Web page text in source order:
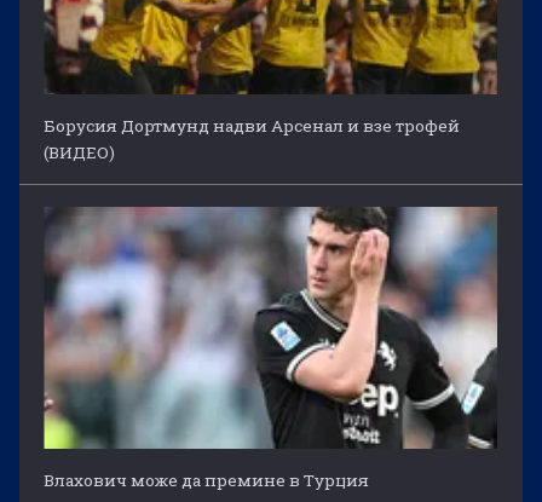
Борусия Дортмунд надви Арсенал и взе трофей
(ВИДЕО)
Влахович може да премине в Турция